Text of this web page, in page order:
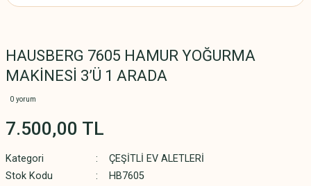
HAUSBERG 7605 HAMUR YOĞURMA
MAKİNESİ 3’Ü 1 ARADA
0 yorum
7.500,00 TL
Kategori
ÇEŞİTLİ EV ALETLERİ
Stok Kodu
HB7605